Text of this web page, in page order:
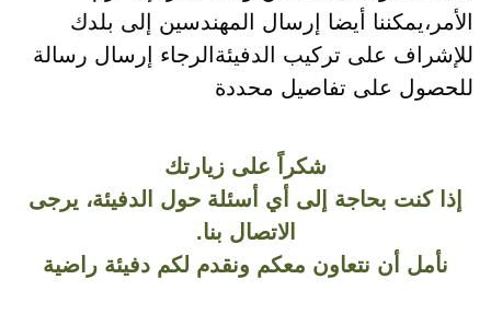
للحصول على تفاصيل محددة
شكراً على زيارتك
إذا كنت بحاجة إلى أي أسئلة حول الدفيئة، يرجى
الاتصال بنا.
نأمل أن نتعاون معكم ونقدم لكم دفيئة راضية